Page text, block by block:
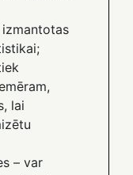
lai
– var